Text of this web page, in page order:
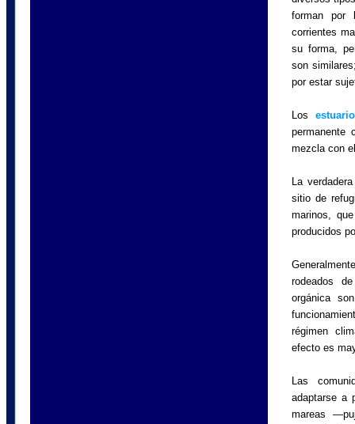
forman por
corrientes
su forma,
son
por estar
Los
mezcla con
La
sitio de
marinos,
producidos
rodeados
orgánica
régimen
efecto es
Las
adaptarse a
mareas